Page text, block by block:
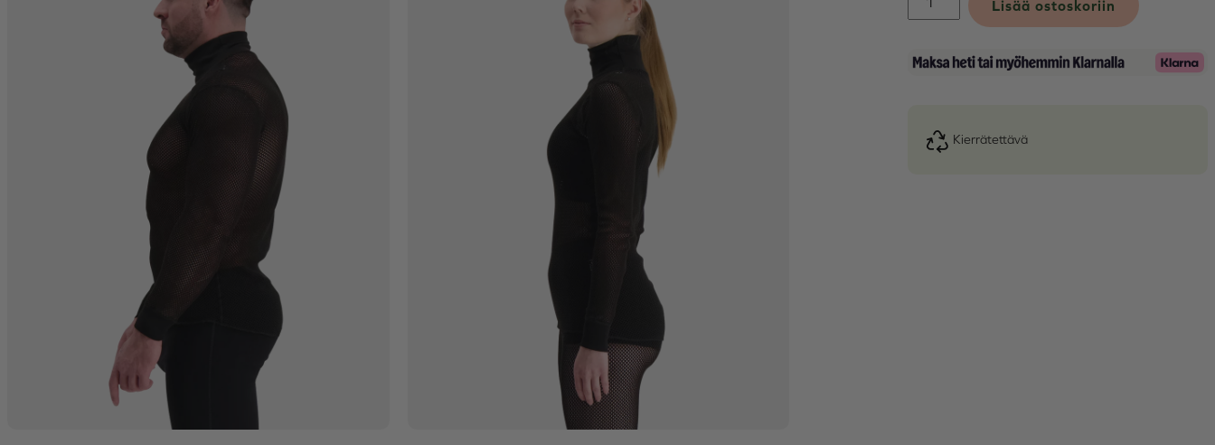
Roll-
Paita
Lisää ostoskoriin
kierrätettävä